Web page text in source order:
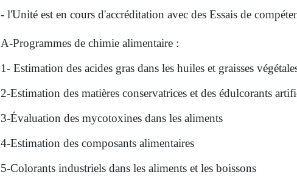
- l'Unité est en cours d'accréditation avec des Essais de
A-Programmes de chimie alimentaire :
1- Estimation des acides gras dans les huiles et graisses
2-Estimation des matières conservatrices et des édulcorants
3-Évaluation des mycotoxines dans les aliments
4-Estimation des composants alimentaires
5-Colorants industriels dans les aliments et les boissons